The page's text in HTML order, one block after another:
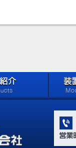
学系」
Light